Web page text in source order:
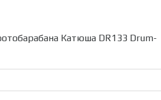
Катюша DR133 Drum-